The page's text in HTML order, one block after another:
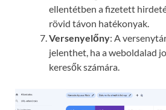
ellentétben a fizetett
rövid távon hatékonyak.
Versenyelőny: A
jelenthet, ha a weboldalad
keresők számára.